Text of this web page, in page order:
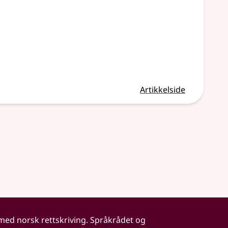
Artikkelside
norsk rettskriving. Språkrådet og